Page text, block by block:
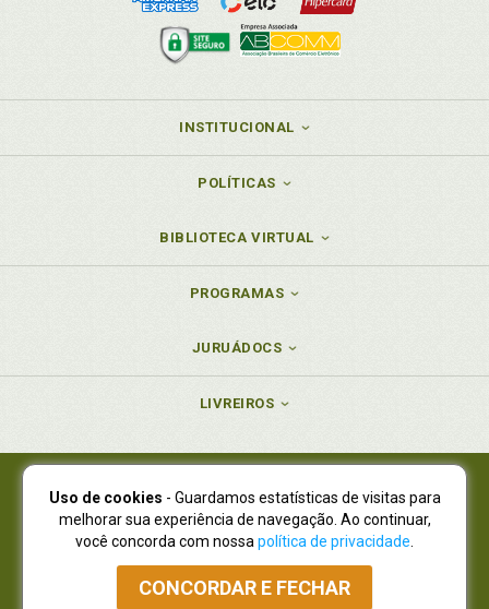
INSTITUCIONAL
POLÍTICAS
BIBLIOTECA VIRTUAL
PROGRAMAS
JURUÁDOCS
LIVREIROS
Juruá Editora Ltda., CNPJ 77.535.508/0001-19
Juruá Informática Ltda., CNPJ 01.701.561/0001-80
NOVO ENDEREÇO:R. Flávio Dallegrave, 7665, São Lourenço |
Curitiba - Paraná - CEP 82210-310
Atendimento: (41) 4009-3900|Vendas Atacado: (41) 4009-3939
Uso de cookies - Guardamos estatísticas de visitas para
melhorar sua experiência de navegação. Ao continuar,
você concorda com nossa política de privacidade
CONCORDAR E FECHAR